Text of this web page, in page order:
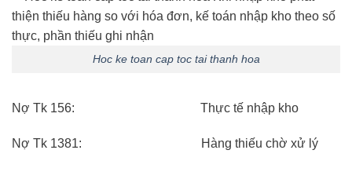
Hoc ke toan cap toc tai thanh hoa
Nợ Tk 156: Thực tế nhập kho
Nợ Tk 1381: Hàng thiếu chờ xử lý